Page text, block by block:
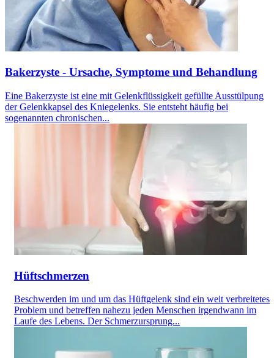
Bakerzyste - Ursache, Symptome und Behandlung
Eine Bakerzyste ist eine mit Gelenkflüssigkeit gefüllte Ausstülpung
der Gelenkkapsel des Kniegelenks. Sie entsteht häufig bei
sogenannten chronischen...
Hüftschmerzen
Beschwerden im und um das Hüftgelenk sind ein weit verbreitetes
Problem und betreffen nahezu jeden Menschen irgendwann im
Laufe des Lebens. Der Schmerzursprung...